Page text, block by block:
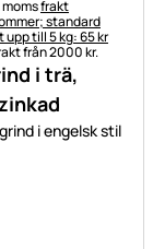
i trä,
i engelsk stil
momsfrakt
standard
upp till 5 kg: 65 kr
från 2000 kr.